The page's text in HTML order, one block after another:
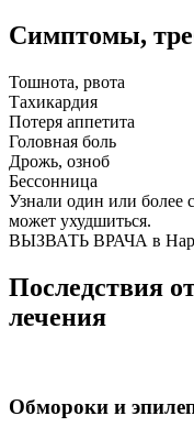
Симптомы,
Тошнота, рвота
Тахикардия
Потеря аппетита
Головная боль
Дрожь, озноб
Бессонница
Узнали один или более
может ухудшиться.
ВЫЗВАТЬ ВРАЧА в
Последствия
лечения
Обмороки и